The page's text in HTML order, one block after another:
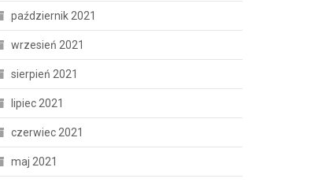
październik 2021
wrzesień 2021
sierpień 2021
lipiec 2021
czerwiec 2021
maj 2021